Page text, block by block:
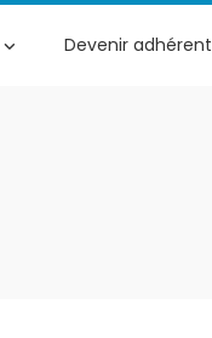
Devenir adhérent